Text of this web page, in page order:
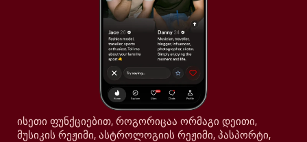
ისეთი ფუნქციებით, როგორიცაა ორმაგი დეითი,
მუსიკის რეჟიმი, ასტროლოგიის რეჟიმი, პასპორტი,